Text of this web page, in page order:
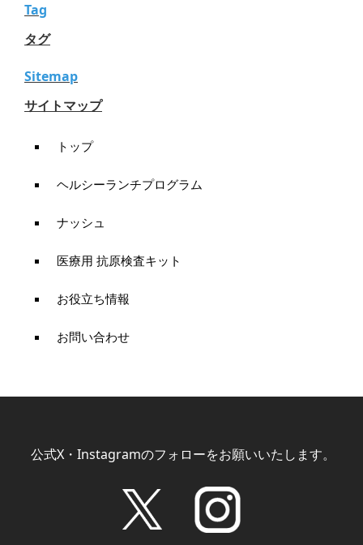
Tag
タグ
Sitemap
サイトマップ
トップ
ヘルシーランチプログラム
ナッシュ
医療用 抗原検査キット
お役立ち情報
お問い合わせ
公式X・Instagramのフォローをお願いいたします。